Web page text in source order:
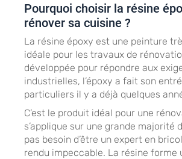
Pourquoi choisir la résine
rénover sa cuisine ?
La résine époxy est une peinture
idéale pour les travaux de
développée pour répondre aux
industrielles, l’époxy a fait son
particuliers il y a déjà quelques
C’est le produit idéal pour une
s’applique sur une grande majorité
pas besoin d’être un expert en
rendu impeccable. La résine forme